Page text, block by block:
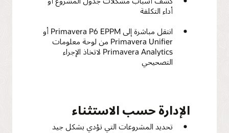
أداء التكلفة
انتقل مباشرة إلى Primavera P6 EPPM أو
Primavera Unifier من لوحة معلومات
Primavera Analytics لاتخاذ الإجراء
التصحيحي
الإدارة حسب الاستثناء
تحديد المشروعات التي تؤدي بشكل جيد